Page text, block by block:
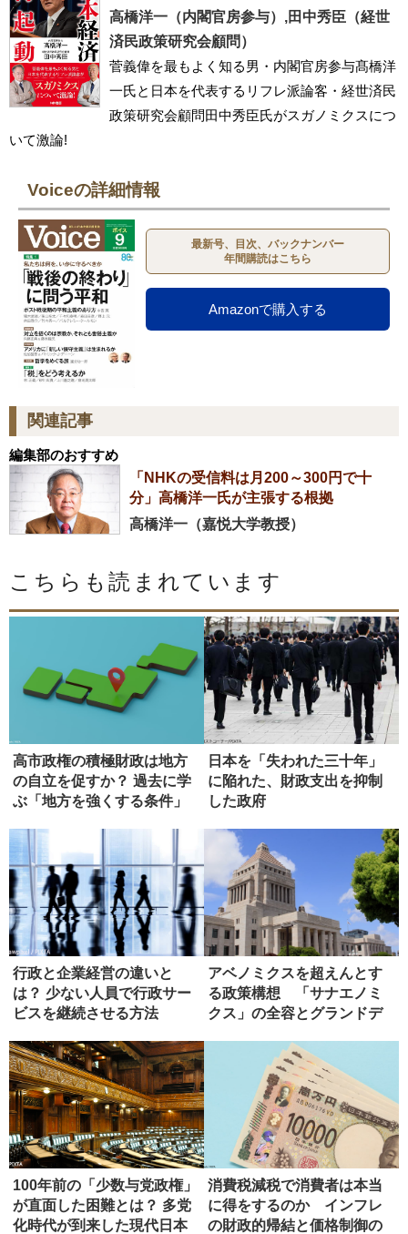
高橋洋一（内閣官房参与）,田中秀臣（経世
済民政策研究会顧問）
菅義偉を最もよく知る男・内閣官房参与髙橋洋
一氏と日本を代表するリフレ派論客・経世済民
政策研究会顧問田中秀臣氏がスガノミクスにつ
いて激論!
Voiceの詳細情報
最新号、目次、バックナンバー
年間購読はこちら
Amazonで購入する
関連記事
編集部のおすすめ
「NHKの受信料は月200～300円で十
分」高橋洋一氏が主張する根拠
高橋洋一（嘉悦大学教授）
こちらも読まれています
高市政権の積極財政は地方
の自立を促すか？ 過去に学
ぶ「地方を強くする条件」
日本を「失われた三十年」
に陥れた、財政支出を抑制
した政府
行政と企業経営の違いと
は？ 少ない人員で行政サー
ビスを継続させる方法
アベノミクスを超えんとす
る政策構想 「サナエノミ
クス」の全容とグランドデ
100年前の「少数与党政権」
が直面した困難とは？ 多党
化時代が到来した現代日本
消費税減税で消費者は本当
に得をするのか インフレ
の財政的帰結と価格制御の